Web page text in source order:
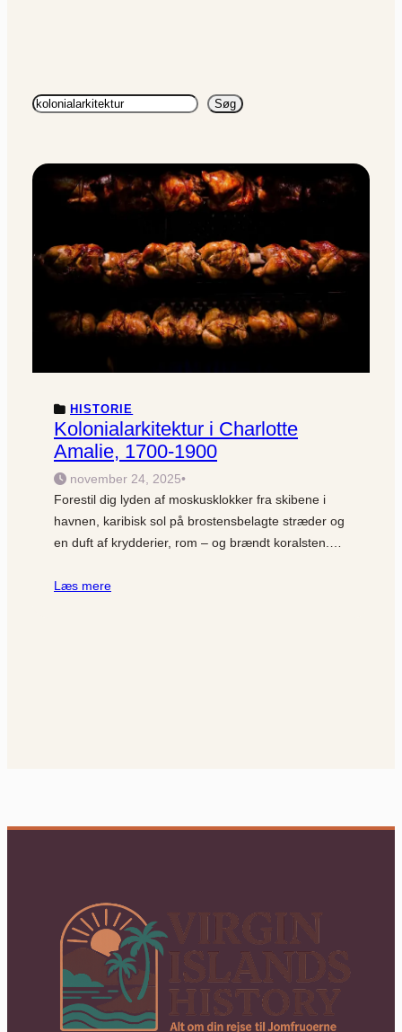
Søg Søg
HISTORIE
Kolonialarkitektur i Charlotte
Amalie, 1700-1900
november 24, 2025•
Forestil dig lyden af moskusklokker fra skibene i
havnen, karibisk sol på brostensbelagte stræder og
en duft af krydderier, rom – og brændt koralsten.…
Læs mere